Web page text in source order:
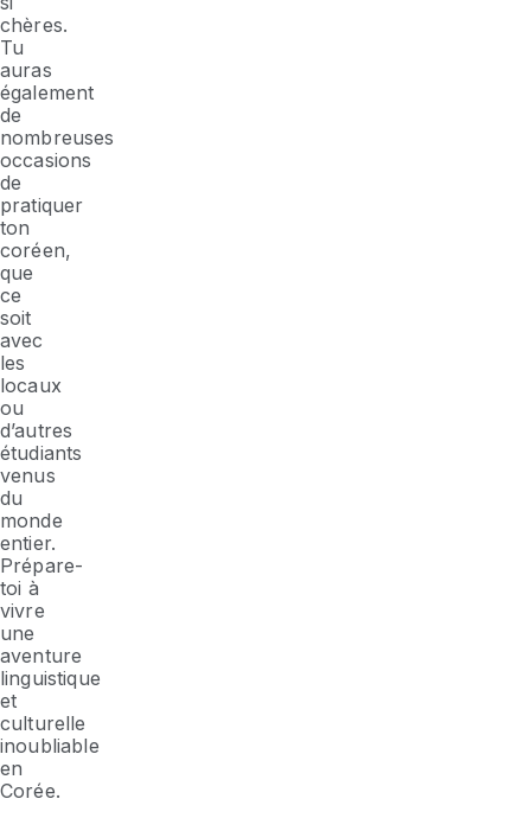
chères.
Tu
auras
également
de
nombreuses
occasions
de
pratiquer
ton
coréen,
que
ce
soit
avec
les
locaux
ou
d’autres
étudiants
venus
du
monde
entier.
Prépare-
toi à
vivre
une
aventure
linguistique
et
culturelle
inoubliable
en
Corée.